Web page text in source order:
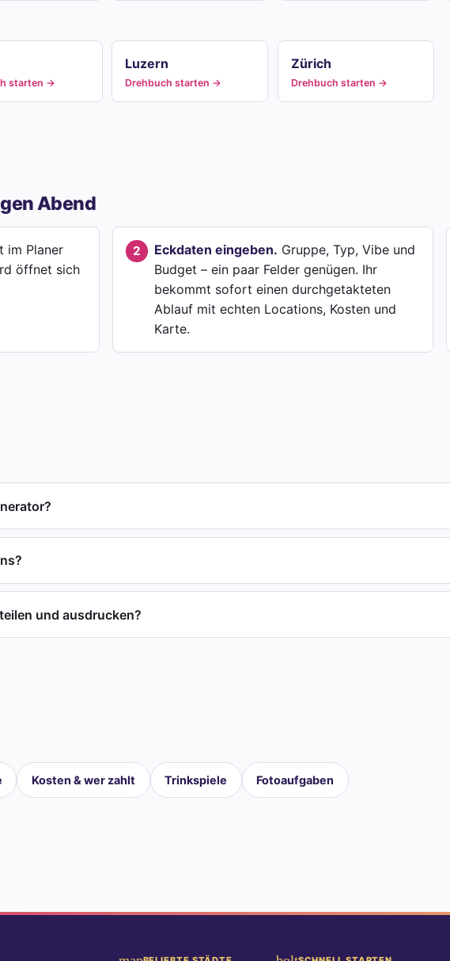
starten →
Luzern
Drehbuch starten →
Zürich
Drehbuch starten →
Abend
im Planer
öffnet sich
Eckdaten eingeben. Gruppe, Typ, Vibe und
Budget – ein paar Felder genügen. Ihr
bekommt sofort einen durchgetakteten
Ablauf mit echten Locations, Kosten und
Karte.
und ausdrucken?
Kosten & wer zahlt Trinkspiele Fotoaufgaben